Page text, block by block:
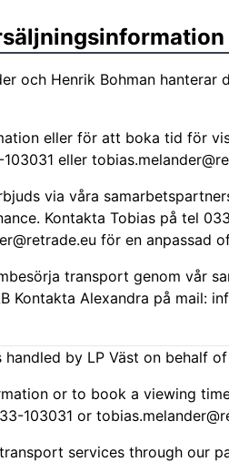
och Henrik Bohman hanterar
eller för att boka tid för
eller
via våra
Kontakta Tobias på tel
för en anpassad
transport genom vår
Kontakta Alexandra på mail:
handled by LP Väst on behalf
or to book a viewing
103031 or
services through our